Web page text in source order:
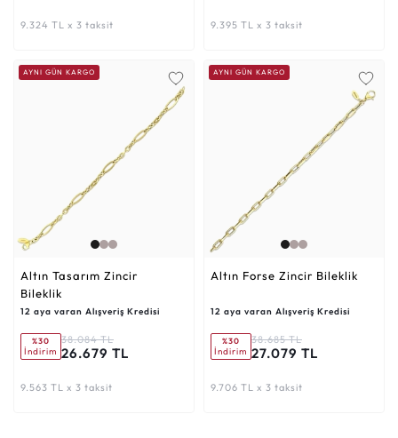
9.324 TL x 3 taksit 9.395 TL x 3 taksit
AYNI GÜN KARGO
Altın Tasarım Zincir
Bileklik
12 aya varan Alışveriş Kredisi
%30
İndirim
38.084 TL
26.679 TL
9.563 TL x 3 taksit
AYNI GÜN KARGO
Altın Forse Zincir Bileklik
12 aya varan Alışveriş Kredisi
%30
İndirim
38.685 TL
27.079 TL
9.706 TL x 3 taksit